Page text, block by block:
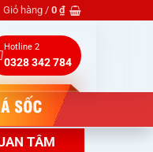
Giỏ hàng / 0 ₫
Hotline 2
0328 342 784
TÂM